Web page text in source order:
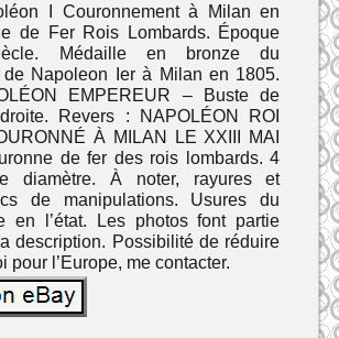
I Couronnement à Milan en
de Fer Rois Lombards. Époque
Médaille en bronze du
de Napoleon Ier à Milan en 1805.
EMPEREUR – Buste de
Revers : NAPOLÉON ROI
À MILAN LE XXIII MAI
de fer des rois lombards. 4
diamètre. À noter, rayures et
de manipulations. Usures du
en l’état. Les photos font partie
description. Possibilité de réduire
pour l’Europe, me contacter.